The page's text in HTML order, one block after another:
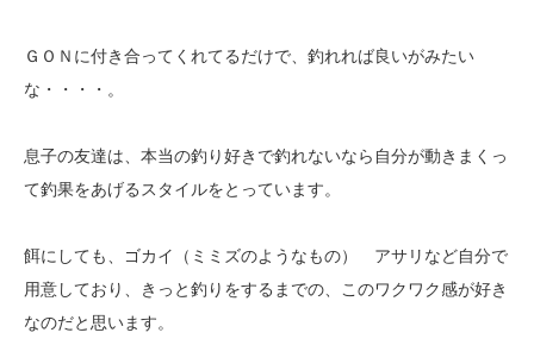
ＧＯＮに付き合ってくれてるだけで、釣れれば良いがみたい
な・・・・。
息子の友達は、本当の釣り好きで釣れないなら自分が動きまくっ
て釣果をあげるスタイルをとっています。
餌にしても、ゴカイ（ミミズのようなもの） アサリなど自分で
用意しており、きっと釣りをするまでの、このワクワク感が好き
なのだと思います。